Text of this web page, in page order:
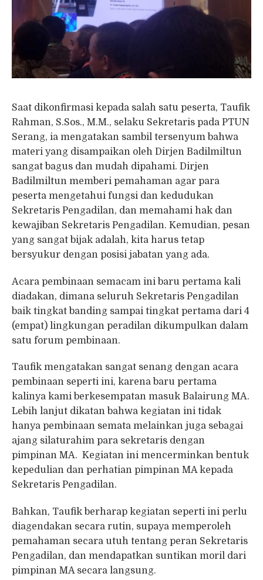
Saat dikonfirmasi kepada salah satu peserta, Taufik
Rahman, S.Sos., M.M., selaku Sekretaris pada PTUN
Serang, ia mengatakan sambil tersenyum bahwa
materi yang disampaikan oleh Dirjen Badilmiltun
sangat bagus dan mudah dipahami. Dirjen
Badilmiltun memberi pemahaman agar para
peserta mengetahui fungsi dan kedudukan
Sekretaris Pengadilan, dan memahami hak dan
kewajiban Sekretaris Pengadilan. Kemudian, pesan
yang sangat bijak adalah, kita harus tetap
bersyukur dengan posisi jabatan yang ada.
Acara pembinaan semacam ini baru pertama kali
diadakan, dimana seluruh Sekretaris Pengadilan
baik tingkat banding sampai tingkat pertama dari 4
(empat) lingkungan peradilan dikumpulkan dalam
satu forum pembinaan.
Taufik mengatakan sangat senang dengan acara
pembinaan seperti ini, karena baru pertama
kalinya kami berkesempatan masuk Balairung MA.
Lebih lanjut dikatan bahwa kegiatan ini tidak
hanya pembinaan semata melainkan juga sebagai
ajang silaturahim para sekretaris dengan
pimpinan MA. Kegiatan ini mencerminkan bentuk
kepedulian dan perhatian pimpinan MA kepada
Sekretaris Pengadilan.
Bahkan, Taufik berharap kegiatan seperti ini perlu
diagendakan secara rutin, supaya memperoleh
pemahaman secara utuh tentang peran Sekretaris
Pengadilan, dan mendapatkan suntikan moril dari
pimpinan MA secara langsung.